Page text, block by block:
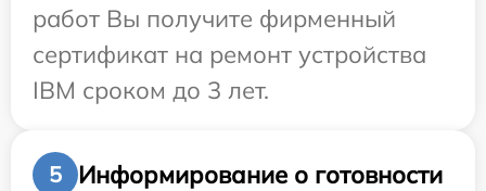
работ Вы получите фирменный
сертификат на ремонт устройства
IBM сроком до 3 лет.
5
Информирование о готовности